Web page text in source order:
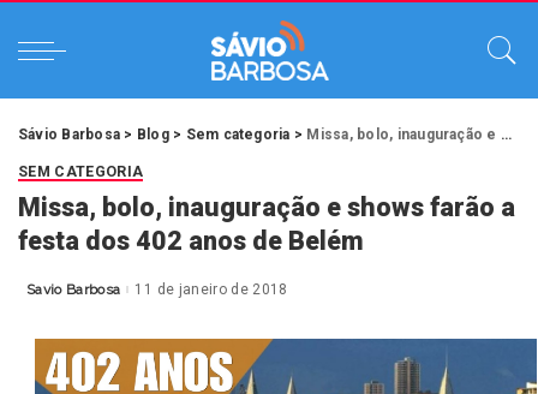
Sávio Barbosa > Blog> Sem categoria > Missa, bolo, inauguração e shows farão a festa dos 402 anos de Belém
SEM CATEGORIA
Missa, bolo, inauguração e shows farão a
festa dos 402 anos de Belém
Posted
Savio Barbosa 11 de janeiro de 2018